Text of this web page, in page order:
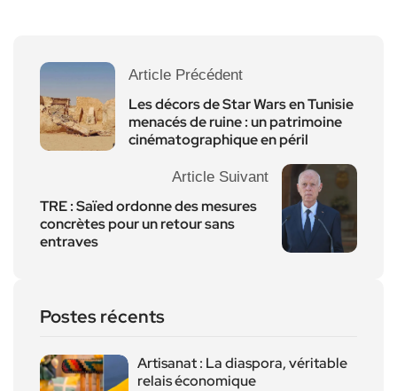
Article Précédent
Les décors de Star Wars en Tunisie
menacés de ruine : un patrimoine
cinématographique en péril
Article Suivant
TRE : Saïed ordonne des mesures
concrètes pour un retour sans
entraves
Postes récents
Artisanat : La diaspora, véritable
relais économique